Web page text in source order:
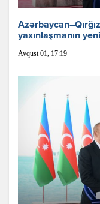
yaxınlaşmanın
Avqust 01, 17:19